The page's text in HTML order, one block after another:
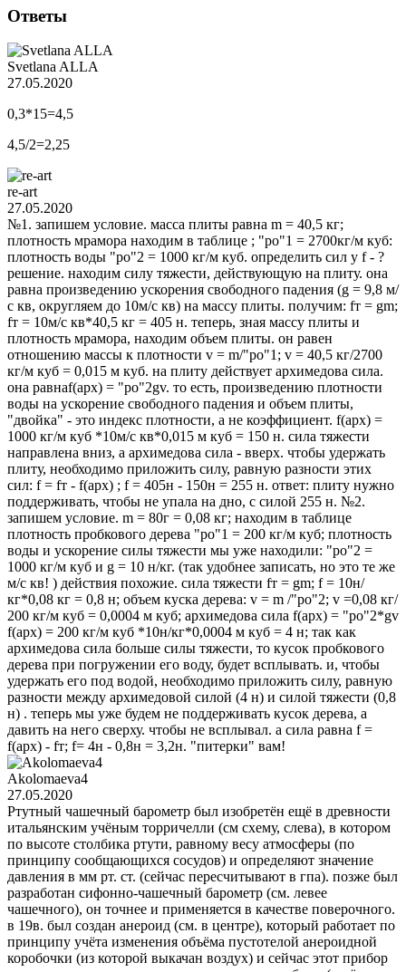
Ответы
Svetlana ALLA
27.05.2020
0,3*15=4,5
4,5/2=2,25
re-art
27.05.2020
№1. запишем условие. масса плиты равна m = 40,5 кг;
плотность мрамора находим в таблице ; "ро"1 = 2700кг/м куб:
плотность воды "ро"2 = 1000 кг/м куб. определить сил у f - ?
решение. находим силу тяжести, действующую на плиту. она
равна произведению ускорения свободного падения (g = 9,8 м/
с кв, округляем до 10м/с кв) на массу плиты. получим: fт = gm;
fт = 10м/с кв*40,5 кг = 405 н. теперь, зная массу плиты и
плотность мрамора, находим объем плиты. он равен
отношению массы к плотности v = m/"ро"1; v = 40,5 кг/2700
кг/м куб = 0,015 м куб. на плиту действует архимедова сила.
она равнаf(aрх) = "ро"2gv. то есть, произведению плотности
воды на ускорение свободного падения и объем плиты,
"двойка" - это индекс плотности, а не коэффициент. f(арх) =
1000 кг/м куб *10м/с кв*0,015 м куб = 150 н. сила тяжести
направлена вниз, а архимедова сила - вверх. чтобы удержать
плиту, необходимо приложить силу, равную разности этих
сил: f = fт - f(арх) ; f = 405н - 150н = 255 н. ответ: плиту нужно
поддерживать, чтобы не упала на дно, с силой 255 н. №2.
запишем условие. m = 80г = 0,08 кг; находим в таблице
плотность пробкового дерева "ро"1 = 200 кг/м куб; плотность
воды и ускорение силы тяжести мы уже находили: "ро"2 =
1000 кг/м куб и g = 10 н/кг. (так удобнее записать, но это те же
м/с кв! ) действия похожие. сила тяжести fт = gm; f = 10н/
кг*0,08 кг = 0,8 н; объем куска дерева: v = m /"ро"2; v =0,08 кг/
200 кг/м куб = 0,0004 м куб; архимедова сила f(арх) = "ро"2*gv
f(арх) = 200 кг/м куб *10н/кг*0,0004 м куб = 4 н; так как
архимедова сила больше силы тяжести, то кусок пробкового
дерева при погружении его воду, будет всплывать. и, чтобы
удержать его под водой, необходимо приложить силу, равную
разности между архимедовой силой (4 н) и силой тяжести (0,8
н) . теперь мы уже будем не поддерживать кусок дерева, а
давить на него сверху. чтобы не всплывал. а сила равна f =
f(арх) - fт; f= 4н - 0,8н = 3,2н. "питерки" вам!
Akolomaeva4
27.05.2020
Ртутный чашечный барометр был изобретён ещё в древности
итальянским учёным торричелли (см схему, слева), в котором
по высоте столбика ртути, равному весу атмосферы (по
принципу сообщающихся сосудов) и определяют значение
давления в мм рт. ст. (сейчас пересчитывают в гпа). позже был
разработан сифонно-чашечный барометр (см. левее
чашечного), он точнее и применяется в качестве поверочного.
в 19в. был создан анероид (см. в центре), который работает по
принципу учёта изменения объёма пустотелой анероидной
коробочки (из которой выкачан воздух) и сейчас этот прибор